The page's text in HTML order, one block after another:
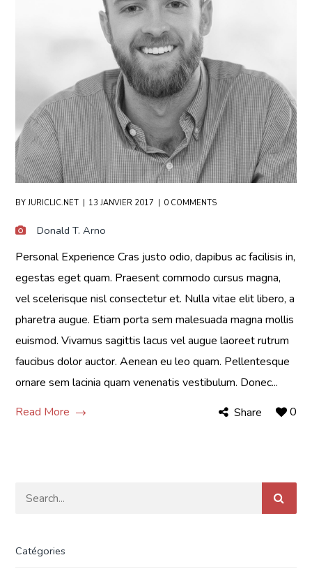
BYJURICLIC.NET 13 JANVIER 2017 0 COMMENTS
Donald T. Arno
Personal Experience Cras justo odio, dapibus ac facilisis in,
egestas eget quam. Praesent commodo cursus magna,
vel scelerisque nisl consectetur et. Nulla vitae elit libero, a
pharetra augue. Etiam porta sem malesuada magna mollis
euismod. Vivamus sagittis lacus vel augue laoreet rutrum
faucibus dolor auctor. Aenean eu leo quam. Pellentesque
ornare sem lacinia quam venenatis vestibulum. Donec...
Read More
Share 0
Catégories